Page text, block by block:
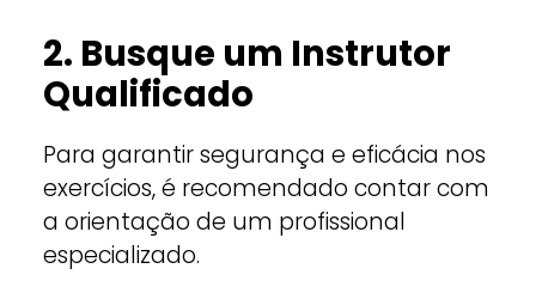
2. Busque um Instrutor
Qualificado
Para garantir segurança e eficácia nos
exercícios, é recomendado contar com
a orientação de um profissional
especializado.